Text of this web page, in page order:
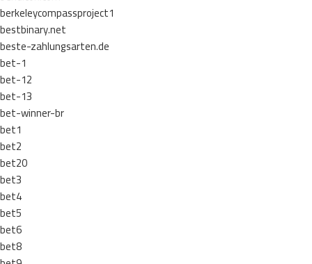
berkeleycompassproject1
bestbinary.net
beste-zahlungsarten.de
bet-1
bet-12
bet-13
bet-winner-br
bet1
bet2
bet20
bet3
bet4
bet5
bet6
bet8